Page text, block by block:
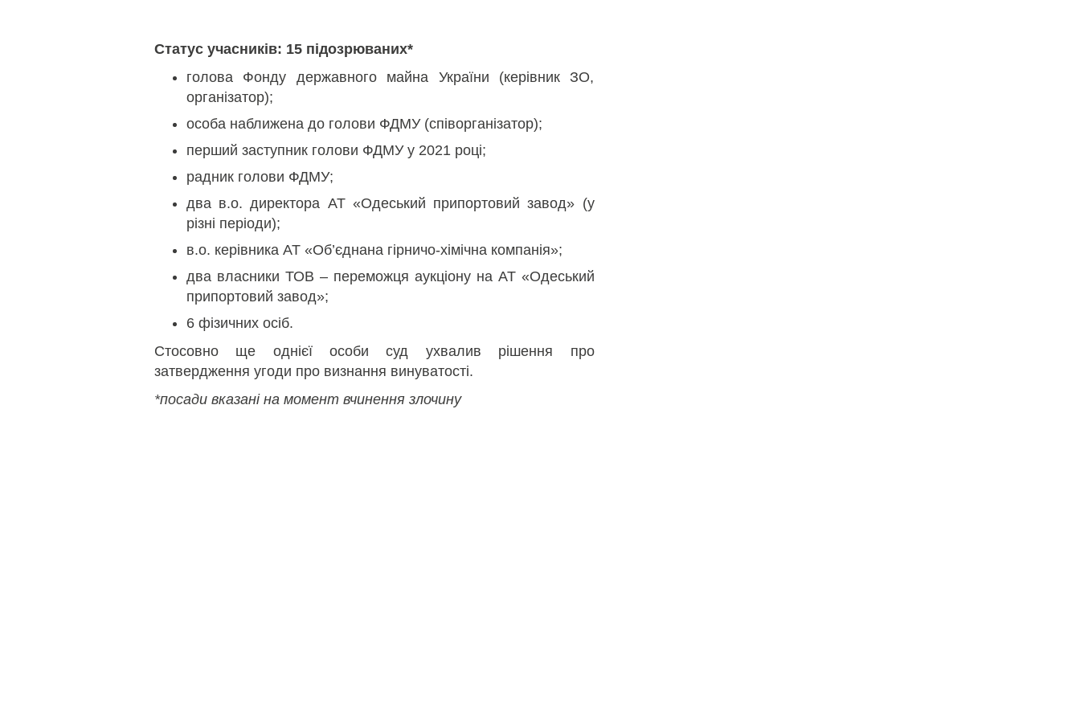
Статус учасників: 15 підозрюваних*
голова Фонду державного майна України (керівник ЗО,
організатор);
особа наближена до голови ФДМУ (співорганізатор);
перший заступник голови ФДМУ у 2021 році;
радник голови ФДМУ;
два в.о. директора АТ «Одеський припортовий завод» (у
різні періоди);
в.о. керівника АТ «Об’єднана гірничо-хімічна компанія»;
два власники ТОВ – переможця аукціону на АТ «Одеський
припортовий завод»;
6 фізичних осіб.
Стосовно ще однієї особи суд ухвалив рішення про
затвердження угоди про визнання винуватості.
*посади вказані на момент вчинення злочину